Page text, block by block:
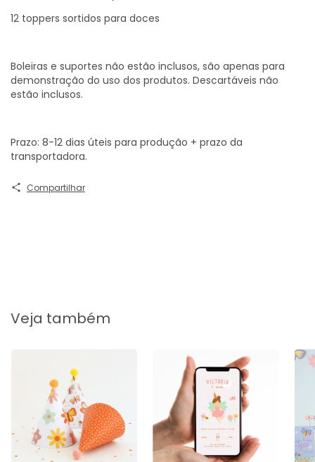
12 toppers sortidos para doces
Boleiras e suportes não estão inclusos, são apenas para
demonstração do uso dos produtos. Descartáveis não
estão inclusos.
Prazo: 8-12 dias úteis para produção + prazo da
transportadora.
Compartilhar
Veja também